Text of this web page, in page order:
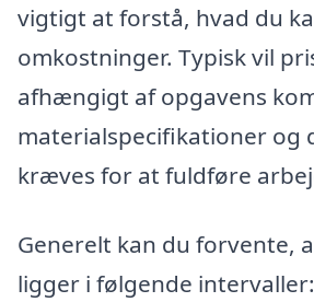
vigtigt at forstå, hvad du
omkostninger. Typisk vil
afhængigt af opgavens
materialspecifikationer og
kræves for at fuldføre
Generelt kan du forvente,
ligger i følgende intervaller: